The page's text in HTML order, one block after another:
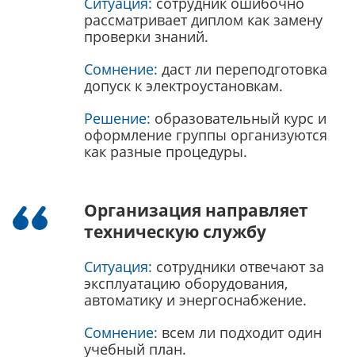
рассматривает диплом как замену
проверки знаний.
Сомнение: даст ли переподготовка
допуск к электроустановкам.
Решение: образовательный курс и
оформление группы организуются
как разные процедуры.
Организация направляет
техническую службу
Ситуация: сотрудники отвечают за
эксплуатацию оборудования,
автоматику и энергоснабжение.
Сомнение: всем ли подходит один
учебный план.